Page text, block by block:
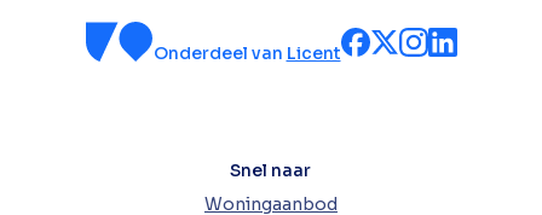
Onderdeel van Licent
Snel naar
Woningaanbod